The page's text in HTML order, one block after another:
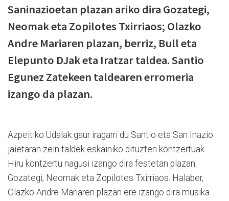
Saninazioetan plazan ariko dira Gozategi,
Neomak eta Zopilotes Txirriaos; Olazko
Andre Mariaren plazan, berriz, Bull eta
Elepunto DJak eta Iratzar taldea. Santio
Egunez Zatekeen taldearen erromeria
izango da plazan.
Azpeitiko Udalak gaur iragarri du Santio eta San Inazio
jaietaran zein taldek eskainiko dituzten kontzertuak.
Hiru kontzertu nagusi izango dira festetan plazan:
Gozategi, Neomak eta Zopilotes Txirriaos. Halaber,
Olazko Andre Mariaren plazan ere izango dira musika